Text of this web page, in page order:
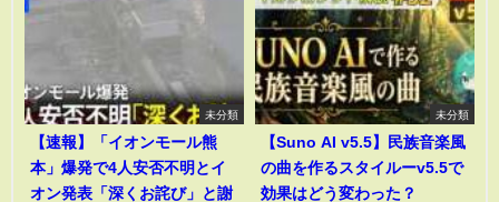
未分類
【速報】「イオンモール熊
本」爆発で4人安否不明とイ
オン発表「深くお詫び」と謝
未分類
【Suno AI v5.5】民族音楽風
の曲を作るスタイルーv5.5で
効果はどう変わった？